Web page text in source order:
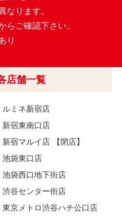
なります。
らご確認下さい。
り
店舗一覧
ルミネ新宿店
新宿東南口店
新宿マルイ店 【閉店】
池袋東口店
池袋西口地下街店
渋谷センター街店
東京メトロ渋谷ハチ公口店